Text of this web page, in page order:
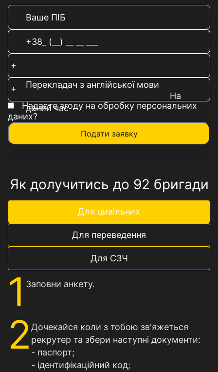
Як долучитись до 92 бригади
Для цивільних
Для переведення
Для СЗЧ
1 Заповни анкету.
2 Дочекайся коли з тобою зв'яжеться
рекрутер та збери наступні документи:
- паспорт;
- ідентифікаційний код;
Перекладач з англійської мови
На
даний час
Надаєте згоду на обробку персональних
даних?
Подати заявку